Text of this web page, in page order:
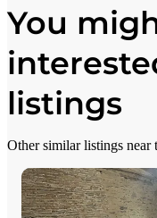
+
−
You
listings
Other similar listings near